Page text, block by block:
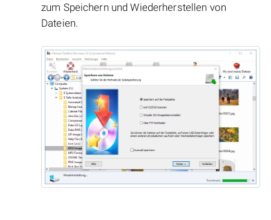
zum Speichern und Wiederherstellen von
Dateien.